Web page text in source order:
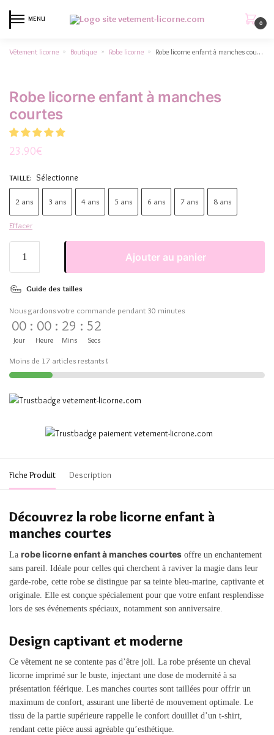
MENU
0
Vêtement licorne » Boutique » Robe licorne » Robe licorne enfant à manches courtes
Robe licorne enfant à manches
courtes
23.90€
TAILLE: Sélectionne
2 ans 3 ans 4 ans 5 ans 6 ans 7 ans 8 ans
Effacer
Ajouter au panier
Guide des tailles
Nous gardons votre commande pendant 30 minutes
00
Jour
: 00
Heure
: 29
Mins
: 52
Secs
Moins de 17 articles restants !
Fiche Produit Description
Découvrez la robe licorne enfant à
manches courtes
La robe licorne enfant à manches courtes offre un enchantement
sans pareil. Idéale pour celles qui cherchent à raviver la magie dans leur
garde-robe, cette robe se distingue par sa teinte bleu-marine, captivante et
originale. Elle est conçue spécialement pour que votre enfant resplendisse
lors de ses événements spéciaux, notamment son anniversaire.
Design captivant et moderne
Ce vêtement ne se contente pas d’être joli. La robe présente un cheval
licorne imprimé sur le buste, injectant une dose de modernité à sa
présentation féérique. Les manches courtes sont taillées pour offrir un
maximum de confort, assurant une liberté de mouvement optimale. Le
tissu de la partie supérieure rappelle le confort douillet d’un t-shirt,
rendant cette pièce aussi agréable qu’esthétique.